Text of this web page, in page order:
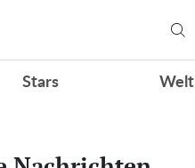
Stars Welt